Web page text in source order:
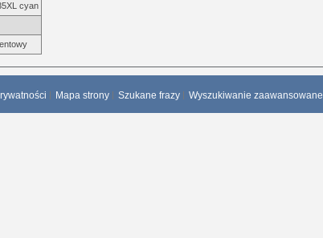
cyan
Mapa strony Szukane frazy Wyszukiwanie zaawansowane